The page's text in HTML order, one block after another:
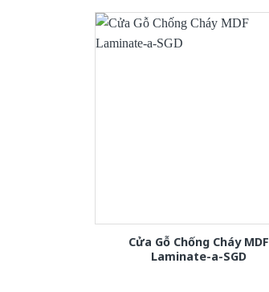
Cửa Gỗ Chống Cháy MDF
Laminate-a-SGD